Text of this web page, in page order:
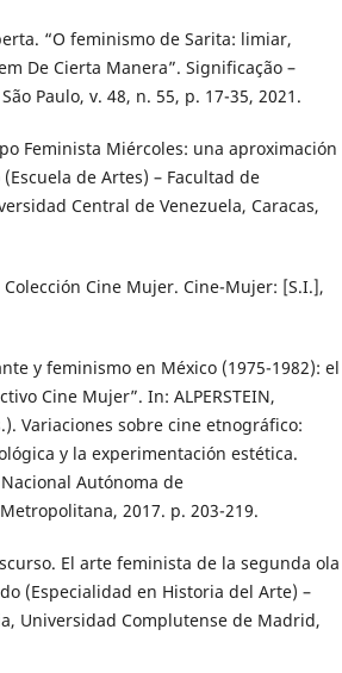
“O feminismo de Sarita: limiar,
De Cierta Manera”. Significação –
Paulo, v. 48, n. 55, p. 17-35, 2021.
Feminista Miércoles: una aproximación
de Artes) – Facultad de
Central de Venezuela, Caracas,
Colección Cine Mujer. Cine-Mujer: [S.I.],
y feminismo en México (1975-1982): el
Cine Mujer”. In: ALPERSTEIN,
Variaciones sobre cine etnográfico:
y la experimentación estética.
Autónoma de
2017. p. 203-219.
El arte feminista de la segunda ola
(Especialidad en Historia del Arte) –
Universidad Complutense de Madrid,